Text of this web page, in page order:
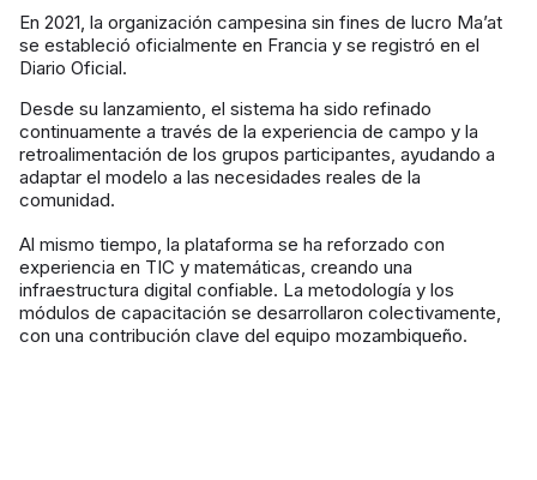
En 2021, la organización campesina sin fines de lucro Ma’at
se estableció oficialmente en Francia y se registró en el
Diario Oficial.
Desde su lanzamiento, el sistema ha sido refinado
continuamente a través de la experiencia de campo y la
retroalimentación de los grupos participantes, ayudando a
adaptar el modelo a las necesidades reales de la
comunidad.
Al mismo tiempo, la plataforma se ha reforzado con
experiencia en TIC y matemáticas, creando una
infraestructura digital confiable. La metodología y los
módulos de capacitación se desarrollaron colectivamente,
con una contribución clave del equipo mozambiqueño.